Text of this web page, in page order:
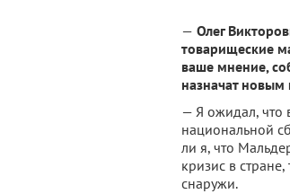
— Олег
товарищеские
ваше мнение,
назначат
— Я ожидал, что
национальной
ли я, что
кризис в
снаружи.